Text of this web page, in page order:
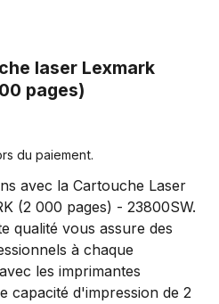
laser Lexmark
pages)
du paiement.
avec la Cartouche Laser
(2 000 pages) - 23800SW.
qualité vous assure des
à chaque
les imprimantes
capacité d'impression de 2